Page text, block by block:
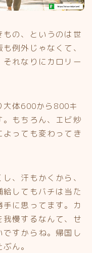
の、というのは世
例外じゃなくて、
れなりにカロリー
大体600から800キ
もちろん、エビ炒
っても変わってき
、汗もかくから、
してもバチは当た
に思ってます。カ
慢するなんて、せ
すからね。帰国し
ん。